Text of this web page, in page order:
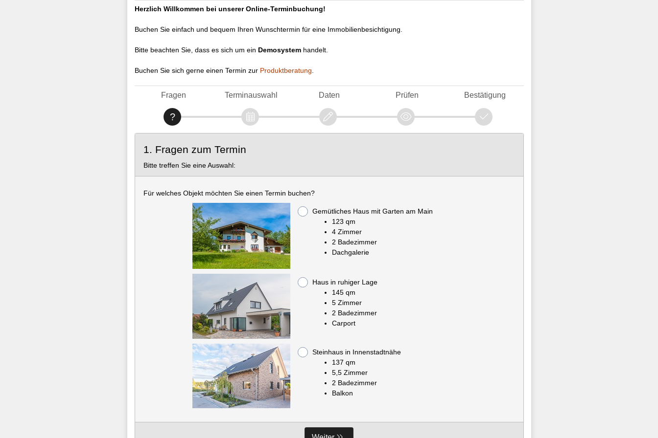
Herzlich Willkommen bei unserer Online-Terminbuchung!
Buchen Sie einfach und bequem Ihren Wunschtermin für eine Immobilienbesichtigung.
Bitte beachten Sie, dass es sich um ein Demosystemhandelt.
Buchen Sie sich gerne einen Termin zur Produktberatung
Fragen Terminauswahl Daten Prüfen Bestätigung
1. Fragen zum Termin
Bitte treffen Sie eine Auswahl:
Für welches Objekt möchten Sie einen Termin buchen?
Gemütliches Haus mit Garten am Main
123 qm
4 Zimmer
2 Badezimmer
Dachgalerie
Haus in ruhiger Lage
145 qm
5 Zimmer
2 Badezimmer
Carport
Steinhaus in Innenstadtnähe
137 qm
5,5 Zimmer
2 Badezimmer
Balkon